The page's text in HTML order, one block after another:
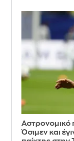
Αστρονομικό
Όσιμεν και